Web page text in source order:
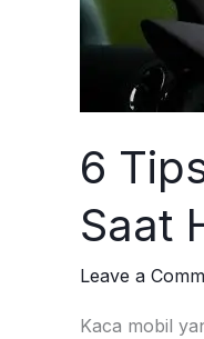
6
Saat
Leave a
Kaca mobil